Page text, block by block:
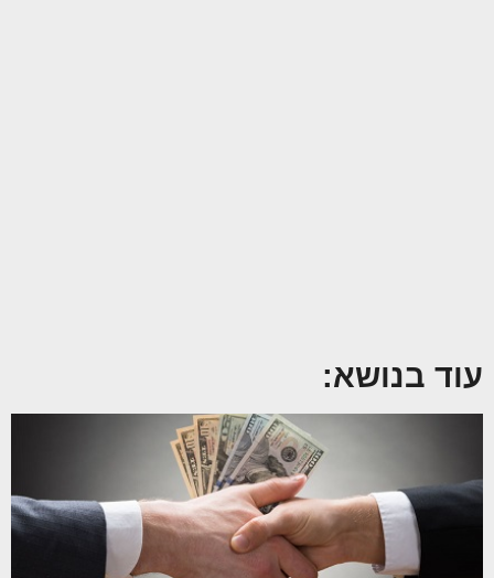
עוד בנושא: